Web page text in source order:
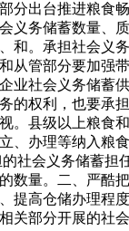
出台推进粮食
务储蓄数量、
。承担社会
管部分要加
社会义务储蓄
权利，也要承
县级以上粮食
办理等纳入粮
社会义务储蓄
量。二、严酷
高仓储办理程
部分开展的社